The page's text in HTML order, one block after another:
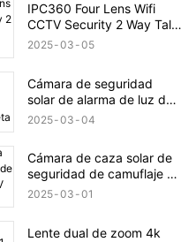
IPC360 Four Lens Wifi
CCTV Security 2 Way Talk
PTZ IP CCTV Camera
2025 03 05
Cámara de seguridad
solar de alarma de luz de
inundación completa HD
2025 03 04
Cámara de caza solar de
seguridad de camuflaje de
CCTV 4G
2025 03 01
Lente dual de zoom 4k